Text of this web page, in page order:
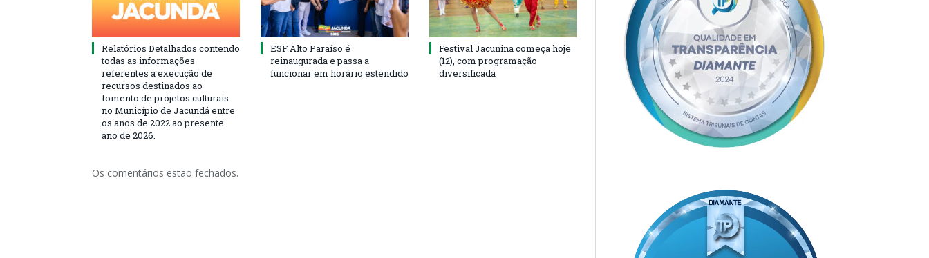
Relatórios Detalhados contendo
todas as informações
referentes a execução de
recursos destinados ao
fomento de projetos culturais
no Município de Jacundá entre
os anos de 2022 ao presente
ano de 2026.
ESF Alto Paraíso é
reinaugurada e passa a
funcionar em horário estendido
Festival Jacunina começa hoje
(12), com programação
diversificada
Os comentários estão fechados.